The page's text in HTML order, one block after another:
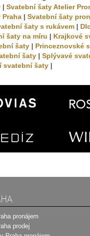
| Svatební šaty Atelier
Praha | Svatební šaty
šaty s rukávem |
šaty na míru | Krajkové
šaty | Princeznovské
šaty | Splývavé
svatební šaty |
pronájem
prodej